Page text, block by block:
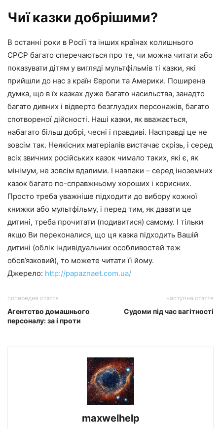
Чиї казки добрішими?
В останні роки в Росії та інших країнах колишнього
СРСР багато сперечаються про те, чи можна читати або
показувати дітям у вигляді мультфільмів ті казки, які
прийшли до нас з країн Європи та Америки. Поширена
думка, що в їх казках дуже багато насильства, занадто
багато дивних і відверто безглуздих персонажів, багато
спотвореної дійсності. Наші казки, як вважається,
набагато більш добрі, чесні і правдиві. Насправді це не
зовсім так. Неякісних матеріалів вистачає скрізь, і серед
всіх звичних російських казок чимало таких, які є, як
мінімум, не зовсім вдалими. І навпаки – серед іноземних
казок багато по-справжньому хороших і корисних.
Просто треба уважніше підходити до вибору кожної
книжки або мультфільму, і перед тим, як давати це
дитині, треба прочитати (подивитися) самому. І тільки
якщо Ви переконалися, що ця казка підходить Вашій
дитині (облік індивідуальних особливостей теж
обов’язковий), то можете читати її йому.
Джерело: http://papaznaet.com.ua/
попередня стаття
Агентство домашнього
персоналу: за і проти
наступна стаття
Судоми під час вагітності
maxwelhelp